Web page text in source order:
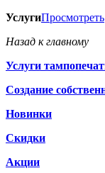
УслугиПросмотреть
Назад к главному
Услуги
Создание
Новинки
Скидки
Акции